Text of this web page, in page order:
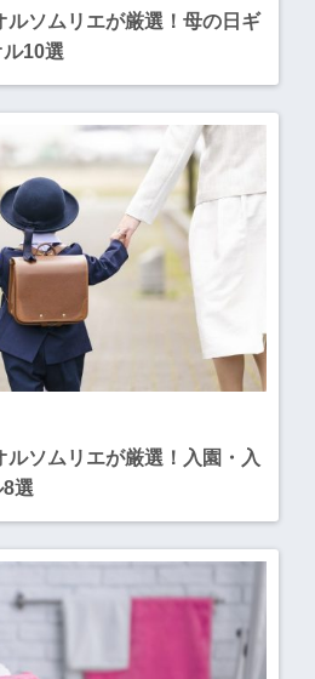
ルソムリエが厳選！母の日ギ
10選
ルソムリエが厳選！入園・入
選